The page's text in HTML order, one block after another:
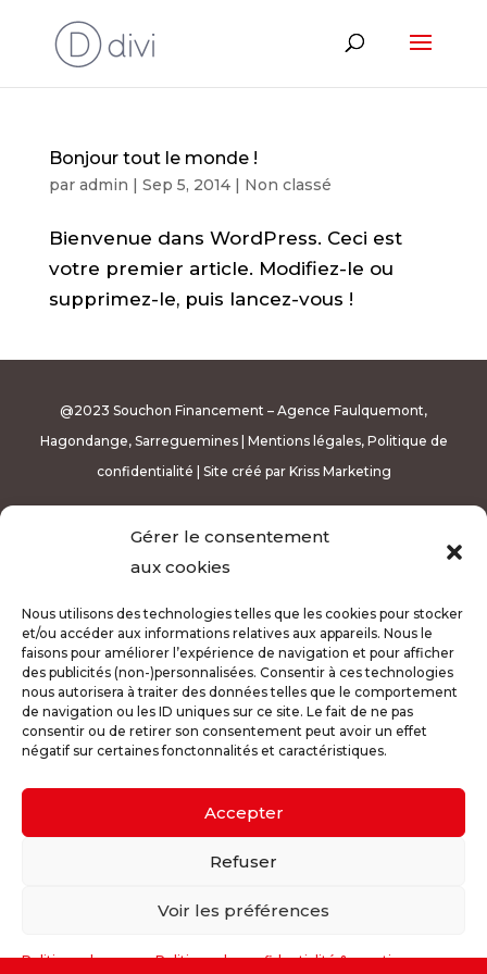
Gérer le consentement
aux cookies
Nous utilisons des technologies telles que les cookies pour stocker
et/ou accéder aux informations relatives aux appareils. Nous le
faisons pour améliorer l’expérience de navigation et pour afficher
des publicités (non-)personnalisées. Consentir à ces technologies
nous autorisera à traiter des données telles que le comportement
de navigation ou les ID uniques sur ce site. Le fait de ne pas
consentir ou de retirer son consentement peut avoir un effet
négatif sur certaines fonctonnalités et caractéristiques.
Accepter
Refuser
Voir les préférences
Politique de Politique de confidentialité & mentions
Bonjour tout le monde !
par admin | Sep 5, 2014| Non classé
Bienvenue dans WordPress. Ceci est
votre premier article. Modifiez-le ou
supprimez-le, puis lancez-vous !
@2023 Souchon Financement – Agence Faulquemont,
Hagondange, Sarreguemines | Mentions légales, Politique de
confidentialité | Site créé par Kriss Marketing
Metz 803 207 778 – RC ALLIANZ IARD 61608711 – ORIAS 14004961.
Partenaire de NEGOCIAL FINANCE SAS au capital de 300 000,00
€ – Courtier indépendant inscrit au RCS Lyon 528 839 137 – RC
IOB ALLIANZ IARD O86850518 -54 – ORIAS : 11060654. Siège social
: 6 rue Emile Zola 69002 Lyon – Téléphone : 04 72 16 15 15. Liste
des banque partenaires disponible sur www.negocialfinance.fr.
Réclamations : relationclient@negocialfinance.fr – réponse en
48h et réponse réclamations dans un délai de 2 mois maximum.
Autorité de contrôle ACPR 4 Place de Budapest 75436 Paris
Cedex 9 – www.acp.banque-france.fr. Un crédit vous engage et
que ce soit, ne peut être exigé d’un particulier, avant l’obtention